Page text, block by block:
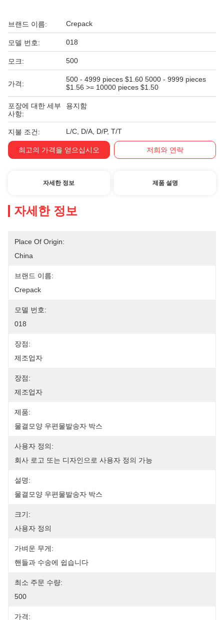
브랜드 이름: Crepack
모델 번호: 018
모크: 500
가격:
500 - 4999 pieces $1.60 5000 - 9999 pieces
$1.56 >= 10000 pieces $1.50
포장에 대한 세부
사항:
용지함
지불 조건: L/C, D/A, D/P, T/T
최고의 가격을 얻으십시오 저희와 연락
자세한 정보 제품 설명
자세한 정보
Place Of Origin:
China
브랜드 이름:
Crepack
모델 번호:
018
장점:
제조업자
장점:
제조업자
제품:
물결모양 우편물발송자 박스
사용자 정의:
회사 로고 또는 디자인으로 사용자 정의 가능
설명:
물결모양 우편물발송자 박스
크기:
사용자 정의
가벼운 무게:
핸들과 수송에 쉽습니다
최소 주문 수량:
500
가격: